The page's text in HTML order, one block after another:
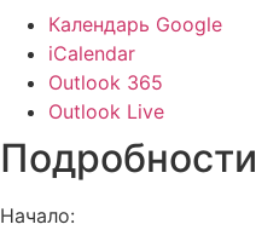
Календарь Google
iCalendar
Outlook 365
Outlook Live
Подробности
Начало: